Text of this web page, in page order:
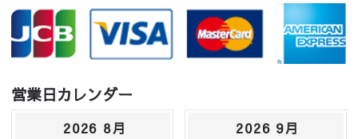
営業日カレンダー
2026 8月 2026 9月